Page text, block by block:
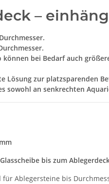
–
bei Bedarf auch
Lösung zur platzsparenden
sowohl an senkrechten
bis zum
für Ablegersteine bis